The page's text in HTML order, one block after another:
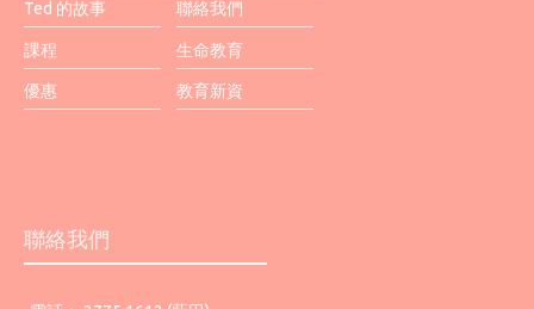
Ted 的故事 聯絡我們
課程 生命教育
優惠 教育新資
聯絡我們